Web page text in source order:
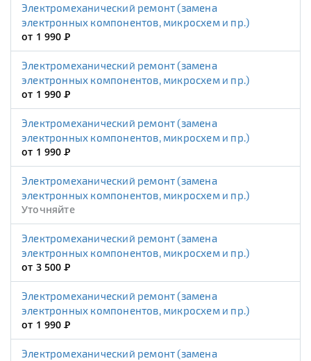
Электромеханический ремонт (замена
электронных компонентов, микросхем и пр.)
от 1 990Р
Электромеханический ремонт (замена
электронных компонентов, микросхем и пр.)
от 1 990Р
Электромеханический ремонт (замена
электронных компонентов, микросхем и пр.)
от 1 990Р
Электромеханический ремонт (замена
электронных компонентов, микросхем и пр.)
Уточняйте
Электромеханический ремонт (замена
электронных компонентов, микросхем и пр.)
от 3 500Р
Электромеханический ремонт (замена
электронных компонентов, микросхем и пр.)
от 1 990Р
Электромеханический ремонт (замена